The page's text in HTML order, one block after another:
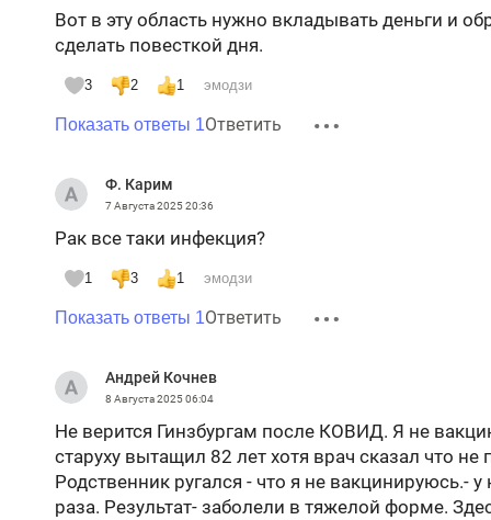
Вот в эту область нужно вкладывать деньги и
сделать повесткой дня.
3 2 1 эмодзи
Показать ответы 1Ответить
Ф. Карим
7 Августа 202520:36
Рак все таки инфекция?
1 3 1 эмодзи
Показать ответы 1Ответить
Андрей Кочнев
8 Августа 202506:04
Не верится Гинзбургам после КОВИД. Я не
старуху вытащил 82 лет хотя врач сказал что не
Родственник ругался - что я не вакцинируюсь.-
раза. Результат- заболели в тяжелой форме.